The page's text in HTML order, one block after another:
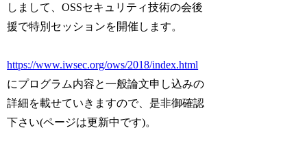
しまして、OSSセキュリティ技術の会後
援で特別セッションを開催します。
https://www.iwsec.org/ows/2018/index.html
にプログラム内容と一般論文申し込みの
詳細を載せていきますので、是非御確認
下さい(ページは更新中です)。